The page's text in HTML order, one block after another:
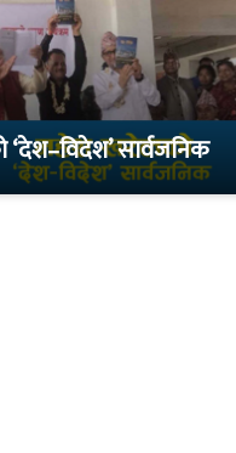
सार्वजनिक